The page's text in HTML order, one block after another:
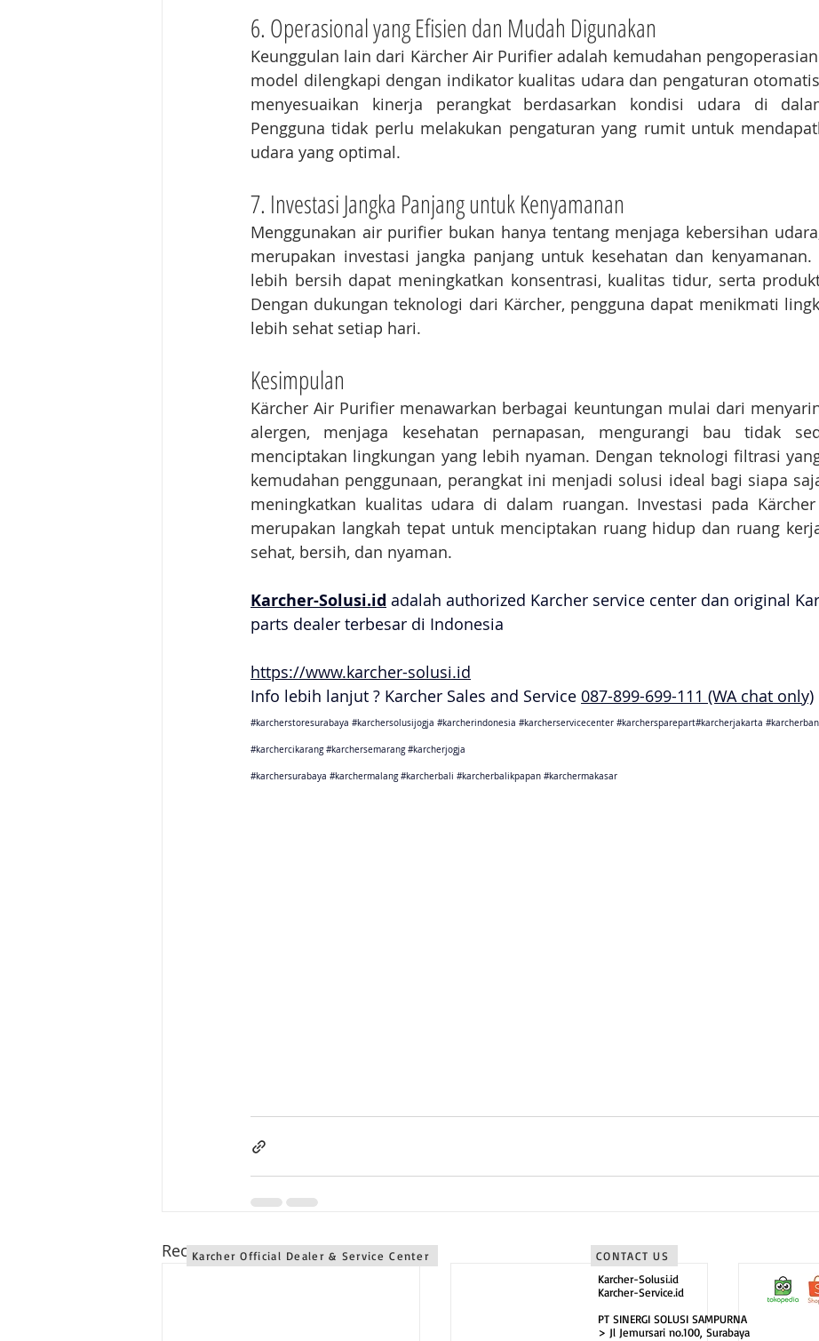
6. Operasional yang Efisien dan Mudah Digunakan
Keunggulan lain dari Kärcher Air Purifier adalah kemudahan
model dilengkapi dengan indikator kualitas udara dan pengaturan
menyesuaikan kinerja perangkat berdasarkan kondisi udara di
Pengguna tidak perlu melakukan pengaturan yang rumit untuk
udara yang optimal.
7. Investasi Jangka Panjang untuk Kenyamanan
Menggunakan air purifier bukan hanya tentang menjaga kebersihan
merupakan investasi jangka panjang untuk kesehatan dan kenyamanan.
lebih bersih dapat meningkatkan konsentrasi, kualitas tidur, serta
Dengan dukungan teknologi dari Kärcher, pengguna dapat menikmati
lebih sehat setiap hari.
Kesimpulan
Kärcher Air Purifier menawarkan berbagai keuntungan mulai dari
alergen, menjaga kesehatan pernapasan, mengurangi bau tidak
menciptakan lingkungan yang lebih nyaman. Dengan teknologi filtrasi
kemudahan penggunaan, perangkat ini menjadi solusi ideal bagi siapa
meningkatkan kualitas udara di dalam ruangan. Investasi pada
merupakan langkah tepat untuk menciptakan ruang hidup dan ruang
sehat, bersih, dan nyaman.
Karcher-Solusi.id adalah authorized Karcher service center dan original
parts dealer terbesar di Indonesia
https://www.karcher-solusi.id
Info lebih lanjut ? Karcher Sales and Service 087-899-699-111 (WA chat only)
#karcherstoresurabaya #karchersolusijogja #karcherindonesia #karcherservicecenter #karchersparepart#karcherjakarta
#karchercikarang #karchersemarang #karcherjogja
#karchersurabaya #karchermalang #karcherbali #karcherbalikpapan #karchermakasar
Recent Posts
Karcher Official Dealer & Service Center
CONTACT US
Karcher-Solusi.id
Karcher-Service.id
PT SINERGI SOLUSI SAMPURNA
> Jl Jemursari no.100, Surabaya